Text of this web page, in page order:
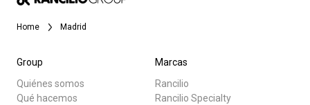
Home Madrid
Group
Quiénes somos
Qué hacemos
Marcas
Rancilio
Rancilio Specialty